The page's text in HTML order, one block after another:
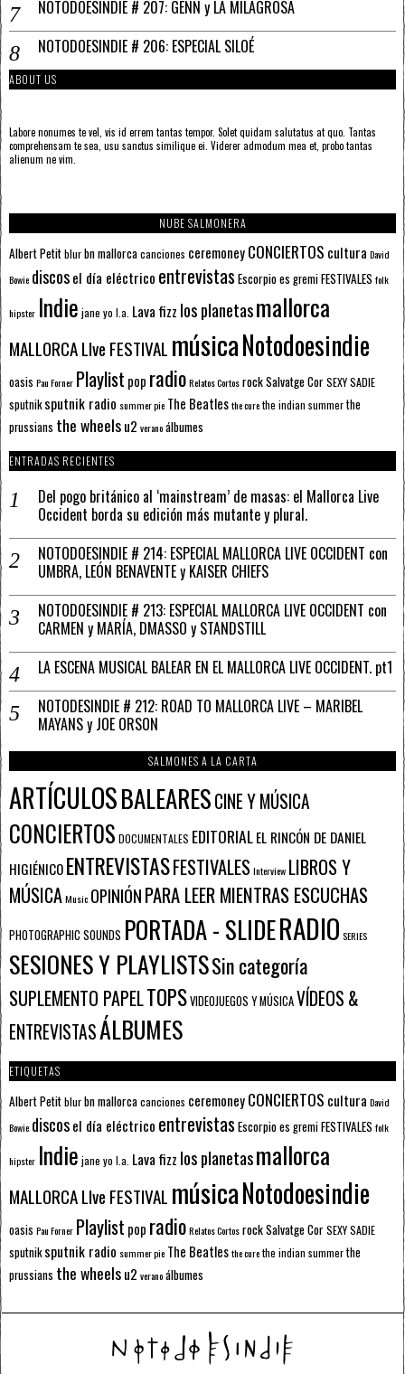
NOTODOESINDIE # 207: GENN y LA MILAGROSA
NOTODOESINDIE # 206: ESPECIAL SILOÉ
ABOUT US
Labore nonumes te vel, vis id errem tantas tempor. Solet quidam salutatus at quo. Tantas
comprehensam te sea, usu sanctus similique ei. Viderer admodum mea et, probo tantas
alienum ne vim.
NUBE SALMONERA
Albert Petitblurbn mallorcacanciones ceremoneyCONCIERTOS cultura David
Bowie discosel día eléctrico entrevistas Escorpioes gremiFESTIVALES folk
hipster Indie jane yo l.a. Lava fizz los planetasmallorca
MALLORCA LIve FESTIVAL músicaNotodoesindie
oasis Pau Forner Playlist pop radioRelatos CortosrockSalvatge CorSEXY SADIE
sputnik sputnik radio summer pie The Beatlesthe curethe indian summerthe
prussians the wheelsu2 veranoálbumes
ENTRADAS RECIENTES
Del pogo británico al ‘mainstream’ de masas: el Mallorca Live
Occident borda su edición más mutante y plural.
NOTODOESINDIE # 214: ESPECIAL MALLORCA LIVE OCCIDENT con
UMBRA, LEÓN BENAVENTE y KAISER CHIEFS
NOTODOESINDIE # 213: ESPECIAL MALLORCA LIVE OCCIDENT con
CARMEN y MARÍA, DMASSO y STANDSTILL
LA ESCENA MUSICAL BALEAR EN EL MALLORCA LIVE OCCIDENT. pt1
NOTODESINDIE # 212: ROAD TO MALLORCA LIVE – MARIBEL
MAYANS y JOE ORSON
SALMONES A LA CARTA
ARTÍCULOSBALEARESCINE Y MÚSICA
CONCIERTOS DOCUMENTALES EDITORIALEL RINCÓN DE DANIEL
HIGIÉNICOENTREVISTASFESTIVALESInterview LIBROS Y
MÚSICAMusic OPINIÓNPARA LEER MIENTRAS ESCUCHAS
PHOTOGRAPHIC SOUNDS PORTADA - SLIDERADIO SERIES
SESIONES Y PLAYLISTSSin categoría
SUPLEMENTO PAPELTOPSVIDEOJUEGOS Y MÚSICAVÍDEOS &
ENTREVISTASÁLBUMES
ETIQUETAS
Albert Petitblurbn mallorcacanciones ceremoneyCONCIERTOS cultura David
Bowie discosel día eléctrico entrevistas Escorpioes gremiFESTIVALES folk
hipster Indie jane yo l.a. Lava fizz los planetasmallorca
MALLORCA LIve FESTIVAL músicaNotodoesindie
oasis Pau Forner Playlist pop radioRelatos CortosrockSalvatge CorSEXY SADIE
sputnik sputnik radio summer pie The Beatlesthe curethe indian summerthe
prussians the wheelsu2 veranoálbumes